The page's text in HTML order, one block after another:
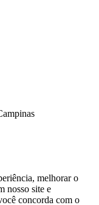
melhorar o
nosso site e
concorda com o